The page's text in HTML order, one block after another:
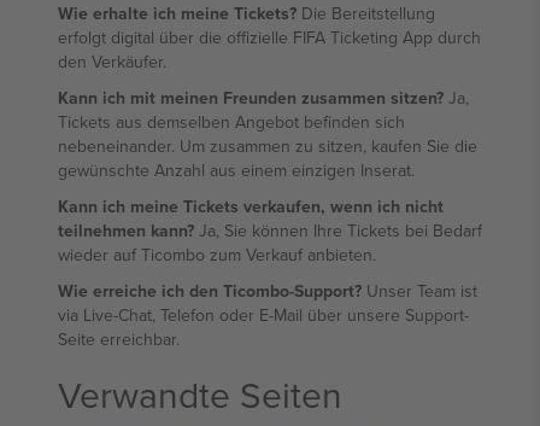
Wie erhalte ich meine Tickets? Die Bereitstellung
erfolgt digital über die offizielle FIFA Ticketing App durch
den Verkäufer.
Kann ich mit meinen Freunden zusammen sitzen? Ja,
Tickets aus demselben Angebot befinden sich
nebeneinander. Um zusammen zu sitzen, kaufen Sie die
gewünschte Anzahl aus einem einzigen Inserat.
Kann ich meine Tickets verkaufen, wenn ich nicht
teilnehmen kann? Ja, Sie können Ihre Tickets bei Bedarf
wieder auf Ticombo zum Verkauf anbieten.
Wie erreiche ich den Ticombo-Support? Unser Team ist
via Live-Chat, Telefon oder E-Mail über unsere Support-
Seite erreichbar.
Verwandte Seiten